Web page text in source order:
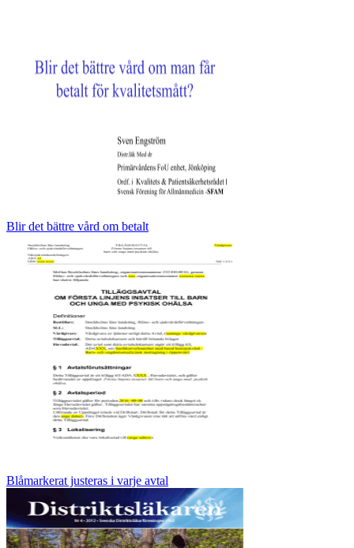
Blir det bättre vård om betalt
Blåmarkerat justeras i varje avtal